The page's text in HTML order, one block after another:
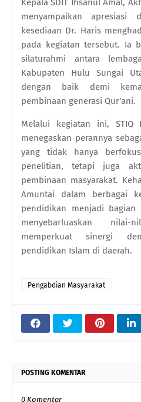
Kepala SDIT Ihsanul Amal,
menyampaikan
kesediaan Dr. Haris
pada kegiatan tersebut. Ia
silaturahmi antara
Kabupaten Hulu Sungai
dengan baik demi
pembinaan generasi Qur'ani.
Melalui kegiatan ini, STIQ
menegaskan perannya
yang tidak hanya
penelitian, tetapi juga
pembinaan masyarakat.
Amuntai dalam berbagai
pendidikan menjadi
menyebarluaskan
memperkuat sinergi
pendidikan Islam di daerah.
Pengabdian Masyarakat
POSTING KOMENTAR
0 Komentar